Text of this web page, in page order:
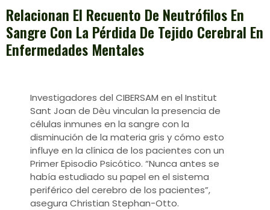
Relacionan El Recuento De Neutrófilos En
Sangre Con La Pérdida De Tejido Cerebral En
Enfermedades Mentales
Investigadores del CIBERSAM en el Institut
Sant Joan de Dèu vinculan la presencia de
células inmunes en la sangre con la
disminución de la materia gris y cómo esto
influye en la clínica de los pacientes con un
Primer Episodio Psicótico. “Nunca antes se
había estudiado su papel en el sistema
periférico del cerebro de los pacientes”,
asegura Christian Stephan-Otto.